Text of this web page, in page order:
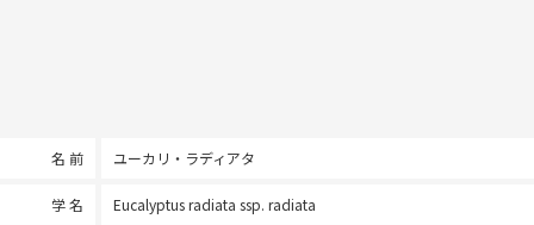
名 前 ユーカリ・ラディアタ
学 名 Eucalyptus radiata ssp. radiata